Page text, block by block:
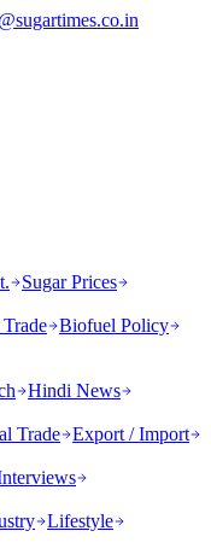
Sugar Prices
Biofuel Policy
Hindi News
Trade Export / Import
Lifestyle